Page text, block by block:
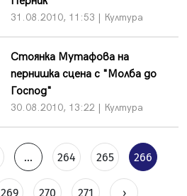
31.08.2010, 11:53 | Култура
Стоянка Мутафова на
пернишка сцена с "Молба до
Господ"
30.08.2010, 13:22 | Култура
... 264 265 266
269 270 271 ›